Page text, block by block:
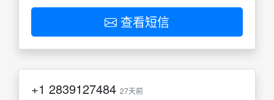
查看短信
+1 2839127484 27天前